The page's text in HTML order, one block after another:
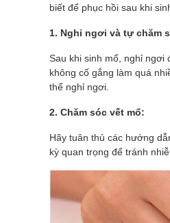
biết để phục hồi sau khi
1. Nghỉ ngơi và tự chăm
Sau khi sinh mổ, nghỉ ngơi
không cố gắng làm quá
thể nghỉ ngơi.
2. Chăm sóc vết mổ:
Hãy tuân thủ các hướng
kỳ quan trọng để tránh